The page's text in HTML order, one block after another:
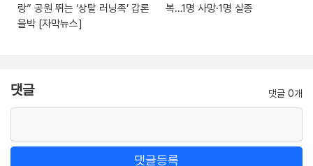
랑” 공원 뛰는 ‘상탈 러닝족’ 갑론
을박 [자막뉴스]
복…1명 사망·1명 실종
댓글 댓글 0개
댓글등록